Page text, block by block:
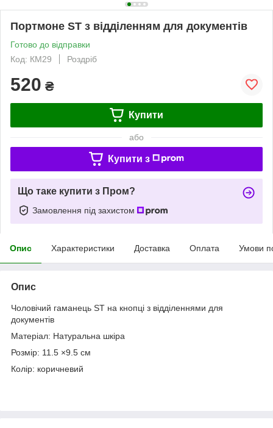
Портмоне ST з відділенням для документів
Готово до відправки
Код: КМ29
Роздріб
520 ₴
Купити
або
Купити з
Що таке купити з Пром?
Замовлення під захистом
Опис Характеристики Доставка Оплата Умови
Опис
Чоловічий гаманець ST на кнопці з відділеннями для
документів
Матеріал: Натуральна шкіра
Розмір: 11.5 ×9.5 см
Колір: коричневий